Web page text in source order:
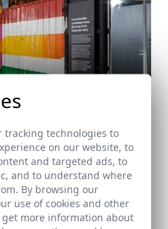
de Panamá)
tracking technologies to
on our website, to
and targeted ads, to
and to understand where
By browsing our
use of cookies and other
more information about